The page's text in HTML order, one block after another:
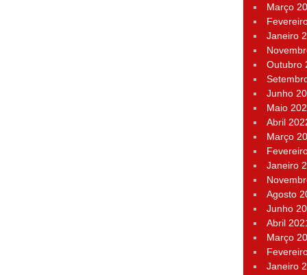
Março
Janeiro
Outubro
Junho
Maio
Abril
Março
Janeiro
Agosto
Junho
Abril
Março
Janeiro